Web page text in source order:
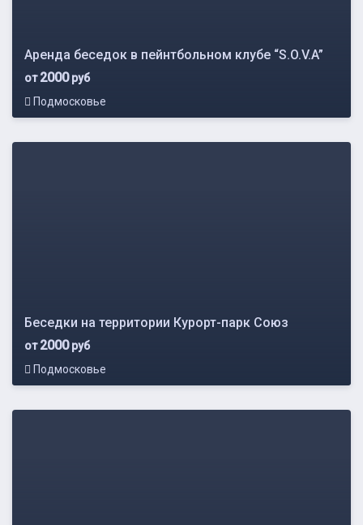
Аренда беседок в пейнтбольном клубе “S.O.V.A”
от2000руб
Подмосковье
Беседки на территории Курорт-парк Союз
от2000руб
Подмосковье